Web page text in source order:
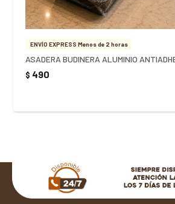
ENVÍO EXPRESS Menos de 2 horas
$ 490